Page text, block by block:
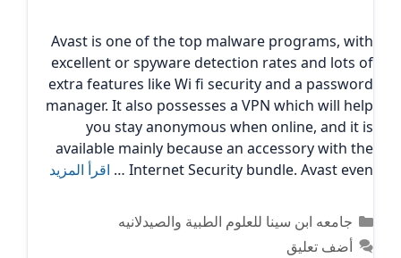
Avast is one of the top malware programs, with
excellent or spyware detection rates and lots of
extra features like Wi fi security and a password
manager. It also possesses a VPN which will help
you stay anonymous when online, and it is
available mainly because an accessory with the
Internet Security bundle. Avast even …
اقرأ المزيد
التصنيفات
جامعه ابن سينا للعلوم الطبية والصيدلانيه
أضف تعليق